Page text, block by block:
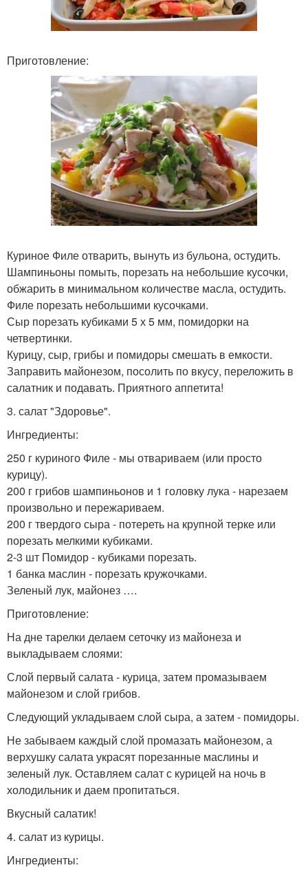
Приготовление:
Куриное Филе отварить, вынуть из бульона, остудить.
Шампиньоны помыть, порезать на небольшие кусочки,
обжарить в минимальном количестве масла, остудить.
Филе порезать небольшими кусочками.
Сыр порезать кубиками 5 х 5 мм, помидорки на
четвертинки.
Курицу, сыр, грибы и помидоры смешать в емкости.
Заправить майонезом, посолить по вкусу, переложить в
салатник и подавать. Приятного аппетита!
3. салат "Здоровье".
Ингредиенты:
250 г куриного Филе - мы отвариваем (или просто
курицу).
200 г грибов шампиньонов и 1 головку лука - нарезаем
произвольно и пережариваем.
200 г твердого сыра - потереть на крупной терке или
порезать мелкими кубиками.
2-3 шт Помидор - кубиками порезать.
1 банка маслин - порезать кружочками.
Зеленый лук, майонез ….
Приготовление:
На дне тарелки делаем сеточку из майонеза и
выкладываем слоями:
Слой первый салата - курица, затем промазываем
майонезом и слой грибов.
Следующий укладываем слой сыра, а затем - помидоры.
Не забываем каждый слой промазать майонезом, а
верхушку салата украсят порезанные маслины и
зеленый лук. Оставляем салат с курицей на ночь в
холодильник и даем пропитаться.
Вкусный салатик!
4. салат из курицы.
Ингредиенты: